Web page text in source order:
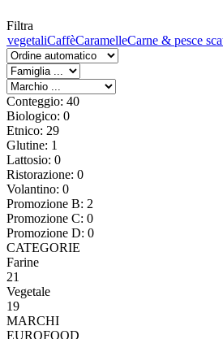
Filtra
vegetaliCaffèCaramelleCarne & pesce
Conteggio: 40
Biologico: 0
Etnico: 29
Glutine: 1
Lattosio: 0
Ristorazione: 0
Volantino: 0
Promozione B: 2
Promozione C: 0
Promozione D: 0
CATEGORIE
Farine
21
Vegetale
19
MARCHI
EUROFOOD